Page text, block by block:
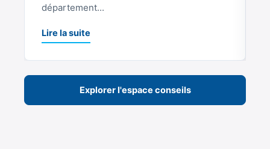
département...
Lire la suite
Explorer l'espace conseils